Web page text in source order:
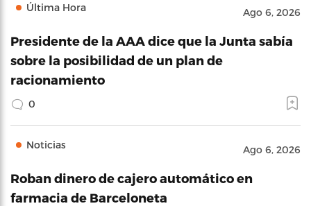
Última Hora Ago 6, 2026
Presidente de la AAA dice que la Junta sabía
sobre la posibilidad de un plan de
racionamiento
0
Noticias Ago 6, 2026
Roban dinero de cajero automático en
farmacia de Barceloneta